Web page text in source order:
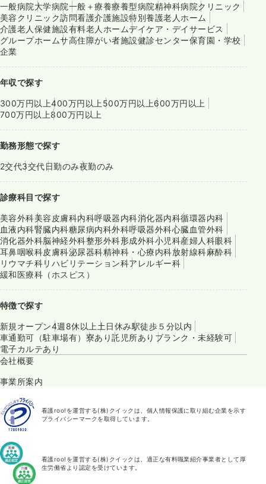
一般病院大学病院一般＋療養療養型病院精神科病院クリニック
美容クリニック訪問看護介護施設特別養護老人ホーム
介護老人保健施設有料老人ホームデイケア・デイサービス
グループホームサ高住障がい者施設健診センター保育園・学校
企業
年収で探す
300万円以上400万円以上 500万円以上600万円以上
700万円以上800万円以上
勤務形態で探す
2交代3交代日勤のみ夜勤のみ
診療科目で探す
美容外科美容皮膚科内科呼吸器内科消化器内科循環器内科
血液内科腎臓内科糖尿病内科外科呼吸器外科心臓血管外科
消化器外科脳神経外科整形外科形成外科小児科産婦人科眼科
耳鼻咽喉科皮膚科泌尿器科精神科・心療内科放射線科麻酔科
リウマチ科リハビリテーション科アレルギー科
緩和医療科（ホスピス）
特徴で探す
新規オープン4週8休以上 土日休み駅徒歩５分以内
車通勤可（駐車場有） 寮あり託児所あり ブランク・未経験可
電子カルテあり
会社概要
事業所案内
看護roo!を運営する(株)クイックは、個人情報保護に取り組む企業を示す
プライバシーマークを取得しています。
看護roo!を運営する(株)クイックは、適正な有料職業紹介事業者として厚
生労働省より認定を受けています。